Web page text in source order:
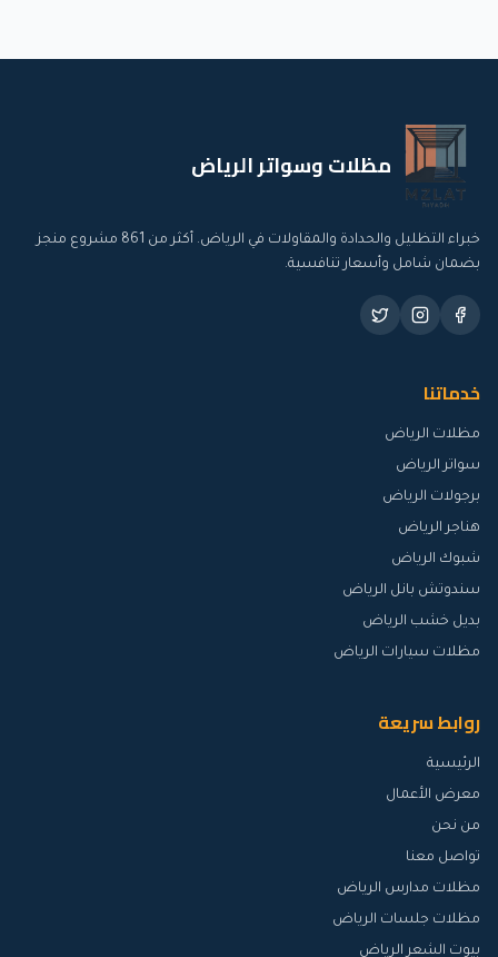
مظلات وسواتر الرياض
خبراء التظليل والحدادة والمقاولات في الرياض. أكثر من 861 مشروع منجز
بضمان شامل وأسعار تنافسية.
خدماتنا
مظلات الرياض
سواتر الرياض
برجولات الرياض
هناجر الرياض
شبوك الرياض
سندوتش بانل الرياض
بديل خشب الرياض
مظلات سيارات الرياض
روابط سريعة
الرئيسية
معرض الأعمال
من نحن
تواصل معنا
مظلات مدارس الرياض
مظلات جلسات الرياض
بيوت الشعر الرياض